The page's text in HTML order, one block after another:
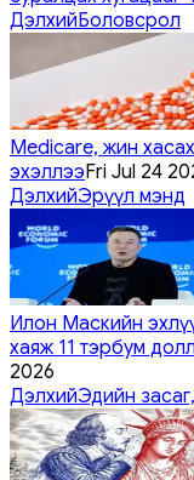
ДэлхийБоловсрол
Medicare, жин
эхэллээFri Jul 24
ДэлхийЭрүүл мэнд
Илон Маскийн
хаяж 11 тэрбум
2026
ДэлхийЭдийн